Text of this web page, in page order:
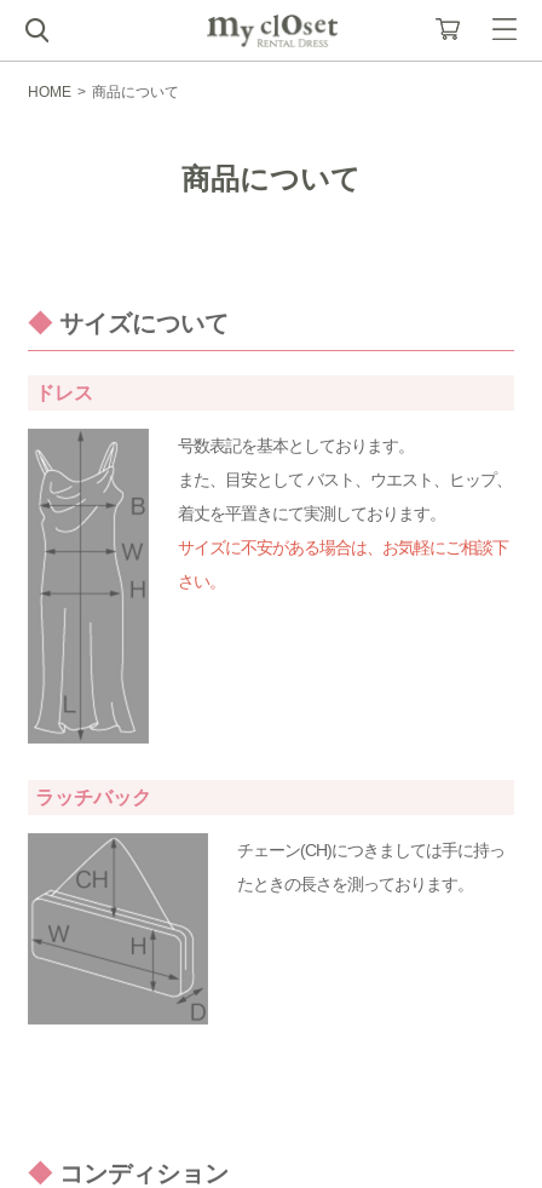
HOME > 商品について
商品について
◆ サイズについて
ドレス
号数表記を基本としております。
また、目安として バスト、ウエスト、ヒップ、
着丈を平置きにて実測しております。
サイズに不安がある場合は、お気軽にご相談下
さい。
ラッチバック
チェーン(CH)につきましては手に持っ
たときの長さを測っております。
◆ コンディション